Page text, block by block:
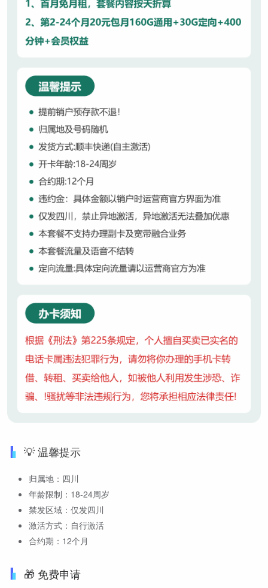
💡 温馨提示
归属地：四川
年龄限制：18-24周岁
禁发区域：仅发四川
激活方式：自行激活
合约期：12个月
🎁 免费申请